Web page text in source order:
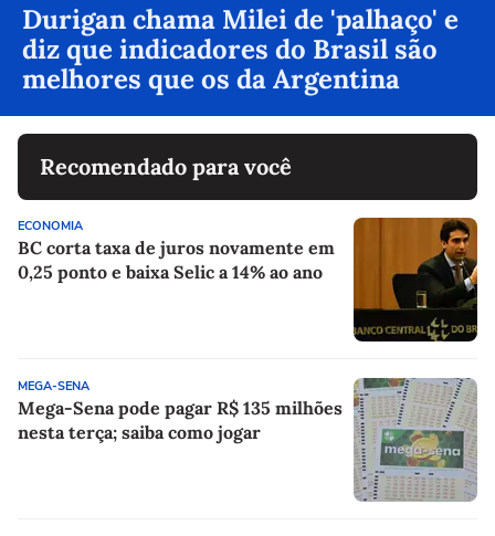
Durigan chama Milei de 'palhaço' e
diz que indicadores do Brasil são
melhores que os da Argentina
Recomendado para você
ECONOMIA
BC corta taxa de juros novamente em
0,25 ponto e baixa Selic a 14% ao ano
MEGA-SENA
Mega-Sena pode pagar R$ 135 milhões
nesta terça; saiba como jogar